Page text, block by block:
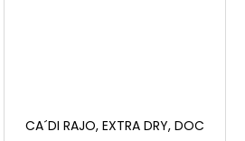
CA´DI RAJO, EXTRA DRY, DOC